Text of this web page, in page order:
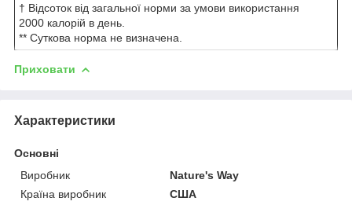
† Відсоток від загальної норми за умови використання
2000 калорій в день.
** Суткова норма не визначена.
Приховати
Характеристики
Основні
Виробник
Nature's Way
Країна виробник
США